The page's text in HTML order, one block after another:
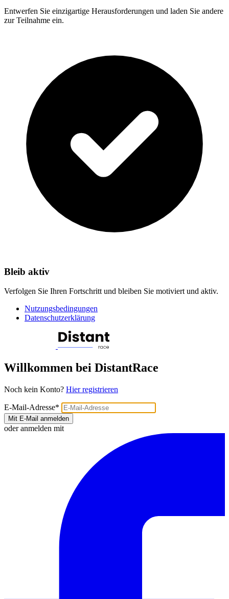
Entwerfen Sie einzigartige Herausforderungen und laden Sie andere
zur Teilnahme ein.
Bleib aktiv
Verfolgen Sie Ihren Fortschritt und bleiben Sie motiviert und aktiv.
Nutzungsbedingungen
Datenschutzerklärung
Willkommen bei DistantRace
Noch kein Konto? Hier registrieren
E-Mail-Adresse*
Mit E-Mail anmelden
oder anmelden mit